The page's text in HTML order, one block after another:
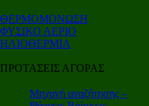
ΘΕΡΜΟΜΟΝΩΣΗ
ΦΥΣΙΚΟ ΑΕΡΙΟ
ΗΛΙΟΘΕΡΜΙΑ
ΠΡΟΤΑΣΕΙΣ ΑΓΟΡΑΣ
Μηχανή αναζήτησης –